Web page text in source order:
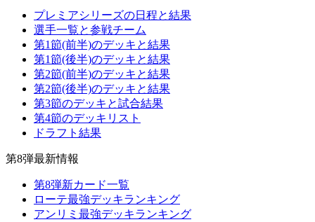
プレミアシリーズの日程と結果
選手一覧と参戦チーム
第1節(前半)のデッキと結果
第1節(後半)のデッキと結果
第2節(前半)のデッキと結果
第2節(後半)のデッキと結果
第3節のデッキと試合結果
第4節のデッキリスト
ドラフト結果
第8弾最新情報
第8弾新カード一覧
ローテ最強デッキランキング
アンリミ最強デッキランキング